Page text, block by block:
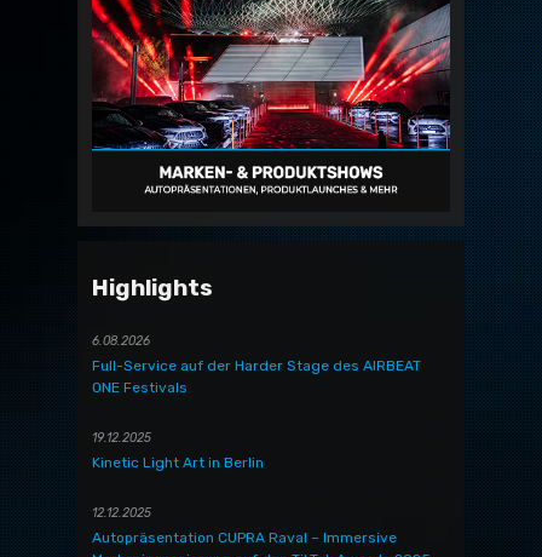
Highlights
6.08.2026
Full-Service auf der Harder Stage des AIRBEAT
ONE Festivals
19.12.2025
Kinetic Light Art in Berlin
12.12.2025
Autopräsentation CUPRA Raval – Immersive